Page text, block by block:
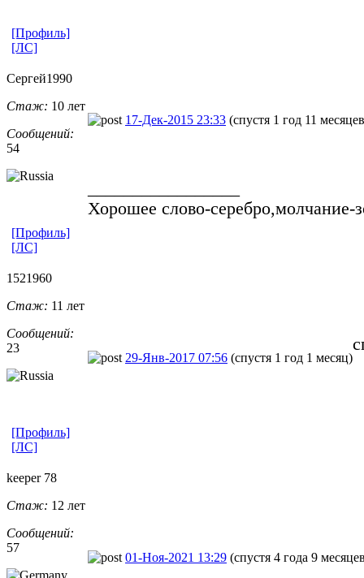
[Профиль]
[ЛС]
Сергей1990
Стаж: 10 лет
Сообщений:
54
17-Дек-2015 23:33 (спустя 1 год 11
Хорошее слово-серебро,молчание-
[Профиль]
[ЛС]
1521960
Стаж: 11 лет
Сообщений:
23
29-Янв-2017 07:56 (спустя 1 год 1 месяц)
[Профиль]
[ЛС]
keeper 78
Стаж: 12 лет
Сообщений:
57
01-Ноя-2021 13:29 (спустя 4 года 9